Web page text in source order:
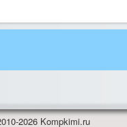
2026 Kompkimi.ru